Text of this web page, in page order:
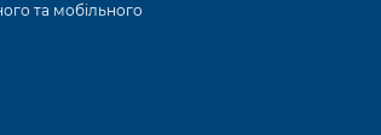
та мобільного